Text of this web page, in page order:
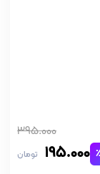
395.000
195.000 تومان